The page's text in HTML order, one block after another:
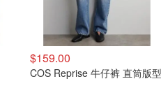
$159.00
COS Reprise 牛仔裤 直筒版型